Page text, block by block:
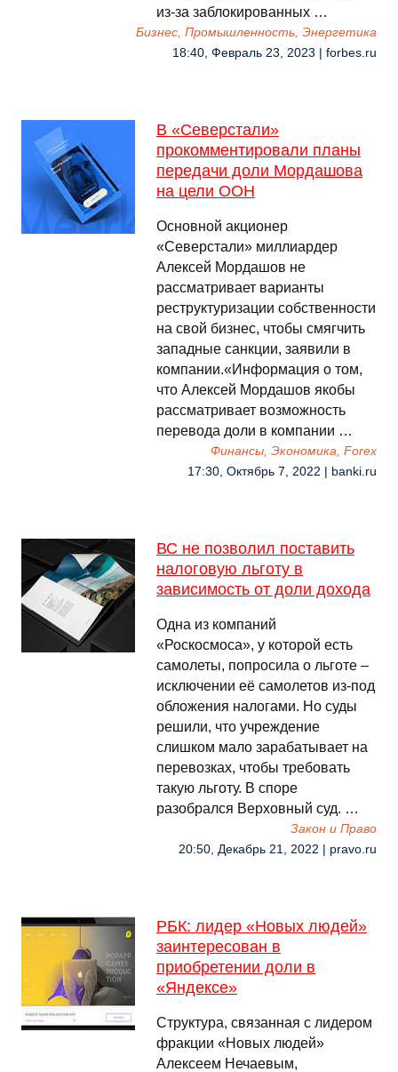
из-за заблокированных …
Бизнес, Промышленность, Энергетика
18:40, Февраль 23, 2023 | forbes.ru
В «Северстали»
прокомментировали планы
передачи доли Мордашова
на цели ООН
Основной акционер
«Северстали» миллиардер
Алексей Мордашов не
рассматривает варианты
реструктуризации собственности
на свой бизнес, чтобы смягчить
западные санкции, заявили в
компании.«Информация о том,
что Алексей Мордашов якобы
рассматривает возможность
перевода доли в компании …
Финансы, Экономика, Forex
17:30, Октябрь 7, 2022 | banki.ru
ВС не позволил поставить
налоговую льготу в
зависимость от доли дохода
Одна из компаний
«Роскосмоса», у которой есть
самолеты, попросила о льготе –
исключении её самолетов из-под
обложения налогами. Но суды
решили, что учреждение
слишком мало зарабатывает на
перевозках, чтобы требовать
такую льготу. В споре
разобрался Верховный суд. …
Закон и Право
20:50, Декабрь 21, 2022 | pravo.ru
РБК: лидер «Новых людей»
заинтересован в
приобретении доли в
«Яндексе»
Структура, связанная с лидером
фракции «Новых людей»
Алексеем Нечаевым,